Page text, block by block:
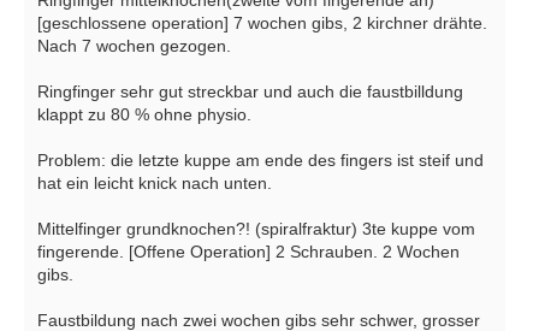
[geschlossene operation] 7 wochen gibs, 2 kirchner drähte.
Nach 7 wochen gezogen.
Ringfinger sehr gut streckbar und auch die faustbilldung
klappt zu 80 % ohne physio.
Problem: die letzte kuppe am ende des fingers ist steif und
hat ein leicht knick nach unten.
Mittelfinger grundknochen?! (spiralfraktur) 3te kuppe vom
fingerende. [Offene Operation] 2 Schrauben. 2 Wochen
gibs.
Faustbildung nach zwei wochen gibs sehr schwer, grosser